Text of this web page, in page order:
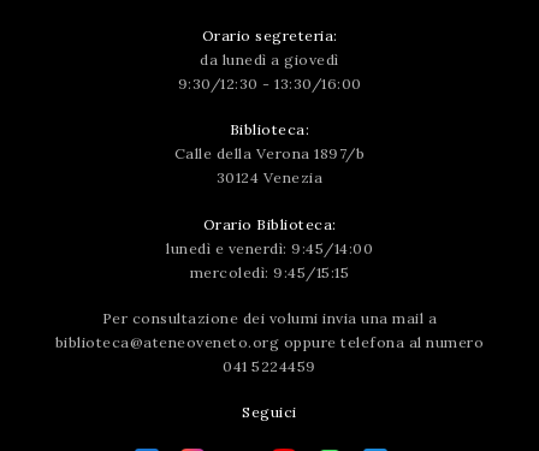
Orario segreteria:
da lunedì a giovedì
9:30/12:30 - 13:30/16:00
Biblioteca:
Calle della Verona 1897/b
30124 Venezia
Orario Biblioteca:
lunedì e venerdì: 9:45/14:00
mercoledì: 9:45/15:15
Per consultazione dei volumi invia una mail a
biblioteca@ateneoveneto.org oppure telefona al numero
041 5224459
Seguici